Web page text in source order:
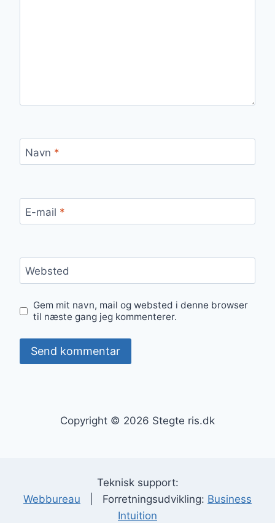
Navn *
E-mail *
Websted
Gem mit navn, mail og websted i denne browser
til næste gang jeg kommenterer.
Copyright © 2026 Stegte ris.dk
Teknisk support:
Webbureau | Forretningsudvikling: Business
Intuition